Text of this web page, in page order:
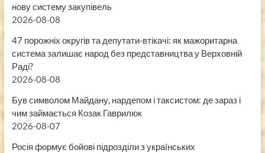
нову систему закупівель
2026-08-08
47 порожніх округів та депутати-втікачі: як мажоритарна
система залишає народ без представництва у Верховній
Раді?
2026-08-08
Був символом Майдану, нардепом і таксистом: де зараз і
чим займається Козак Гаврилюк
2026-08-07
Росія формує бойові підрозділи з українських